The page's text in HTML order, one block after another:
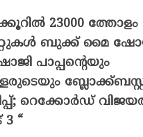
23000 ത്തോളം
ബുക്ക് മൈ
ഷാജി പാപ്പന്റെയും
റെക്കോർഡ്
“